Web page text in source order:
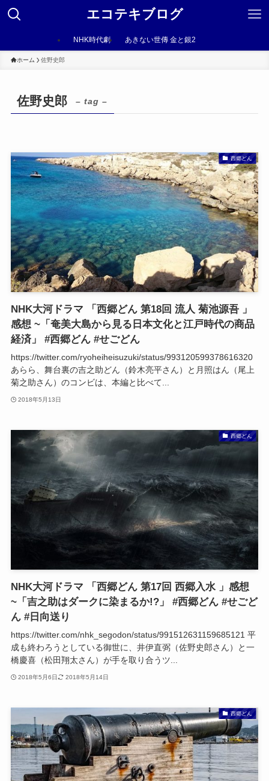
エコテキブログ
NHK時代劇 あきない世傳 金と銀2
ホーム 佐野史郎
佐野史郎 – tag –
西郷どん
NHK大河ドラマ 「西郷どん 第18回 流人 菊池源吾 」
感想 ~「奄美大島から見る日本文化と江戸時代の商品
経済」 #西郷どん #せごどん
https://twitter.com/ryoheiheisuzuki/status/993120599378616320
あらら、舞台裏の吉之助どん（鈴木亮平さん）と月照はん（尾上
菊之助さん）のコンビは、本編と比べて...
2018年5月13日
西郷どん
NHK大河ドラマ 「西郷どん 第17回 西郷入水 」感想
~「吉之助はダークに染まるか!?」 #西郷どん #せごど
ん #日向送り
https://twitter.com/nhk_segodon/status/991512631159685121 平
成も終わろうとしている御世に、井伊直弼（佐野史郎さん）と一
橋慶喜（松田翔太さん）が手を取り合うツ...
2018年5月6日 2018年5月14日
西郷どん